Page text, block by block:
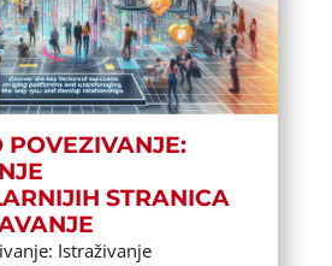
POVEZIVANJE:
STRANICA
Istraživanje